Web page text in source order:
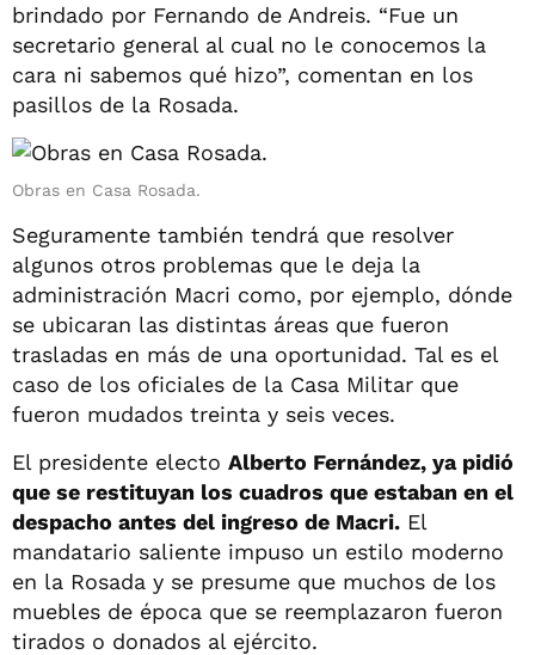
brindado por Fernando de Andreis. “Fue un
secretario general al cual no le conocemos la
cara ni sabemos qué hizo”, comentan en los
pasillos de la Rosada.
Obras en Casa Rosada.
Seguramente también tendrá que resolver
algunos otros problemas que le deja la
administración Macri como, por ejemplo, dónde
se ubicaran las distintas áreas que fueron
trasladas en más de una oportunidad. Tal es el
caso de los oficiales de la Casa Militar que
fueron mudados treinta y seis veces.
El presidente electo Alberto Fernández, ya pidió
que se restituyan los cuadros que estaban en el
despacho antes del ingreso de Macri. El
mandatario saliente impuso un estilo moderno
en la Rosada y se presume que muchos de los
muebles de época que se reemplazaron fueron
tirados o donados al ejército.